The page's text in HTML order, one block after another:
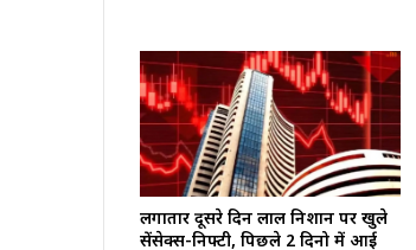
लगातार दूसरे दिन लाल निशान पर खुले
सेंसेक्स-निफ्टी, पिछले 2 दिनो में आई